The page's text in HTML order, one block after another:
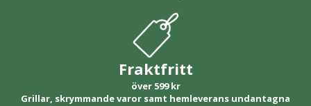
Fraktfritt
över 599 kr
Grillar, skrymmande varor samt hemleverans undantagna